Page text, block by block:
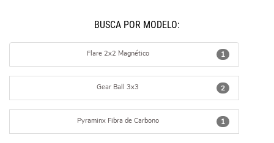
BUSCÁ POR MODELO:
1
Flare 2x2 Magnético
2
Gear Ball 3x3
1
Pyraminx Fibra de Carbono